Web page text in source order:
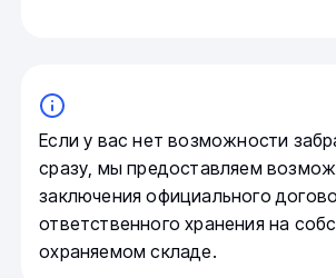
Если у вас нет возможности
сразу, мы предоставляем
заключения официального
ответственного хранения на
охраняемом складе.